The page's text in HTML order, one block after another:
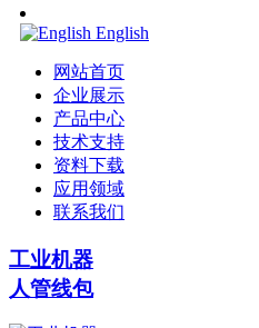
English
网站首页
企业展示
产品中心
技术支持
资料下载
应用领域
联系我们
工业机器
人管线包